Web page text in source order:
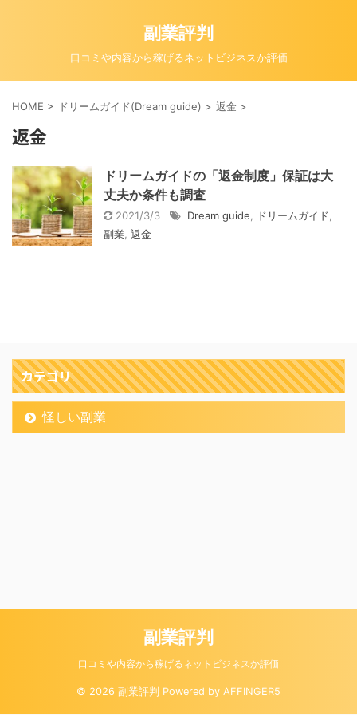
副業評判
口コミや内容から稼げるネットビジネスか評価
HOME > ドリームガイド(Dream guide) > 返金 >
返金
ドリームガイドの「返金制度」保証は大
丈夫か条件も調査
2021/3/3 Dream guide ドリームガイド
副業 返金
カテゴリ
怪しい副業
副業評判
口コミや内容から稼げるネットビジネスか評価
© 2026 副業評判 Powered by AFFINGER5